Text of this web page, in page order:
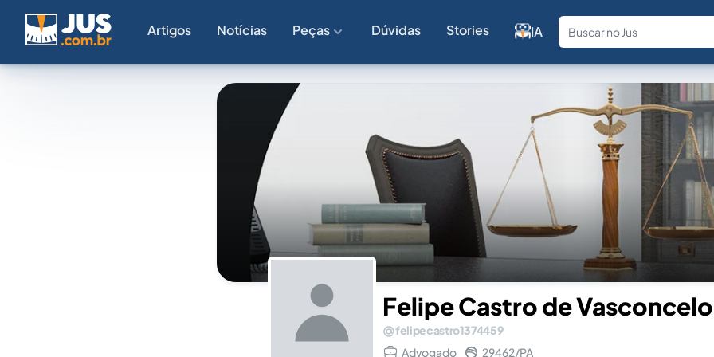
Artigos Notícias Peças Dúvidas Stories IA
Fale com
Felipe Castro de
felipecastro1374459
Advogado
29462/PA